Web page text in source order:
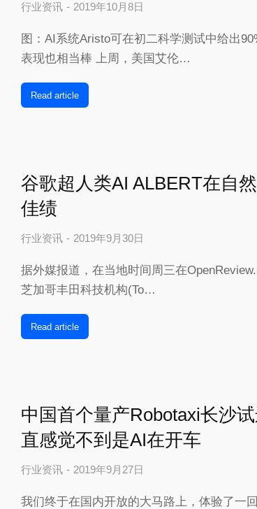
行业资讯 2019年10月8日
图：AI系统Aristo可在初二科学测试中给出
表现也相当棒 上周，美国艾伦…
Read article
谷歌超人类AI ALBERT在自
佳绩
行业资讯 2019年9月30日
据外媒报道，在当地时间周三在
芝加哥丰田科技机构(To…
Read article
中国首个量产Robotaxi长沙
直感觉不到是AI在开车
行业资讯 2019年9月27日
我们终于在国内开放的大马路上，体验了一